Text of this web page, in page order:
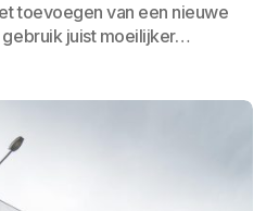
toevoegen van een nieuwe
juist moeilijker…